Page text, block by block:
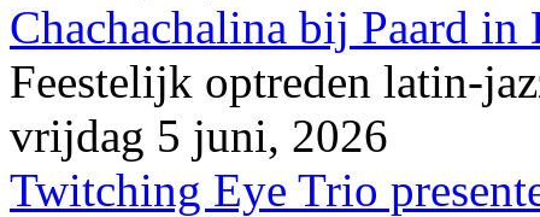
Chachachalina bij Paard in
Feestelijk optreden latin-
vrijdag 5 juni, 2026
Twitching Eye Trio